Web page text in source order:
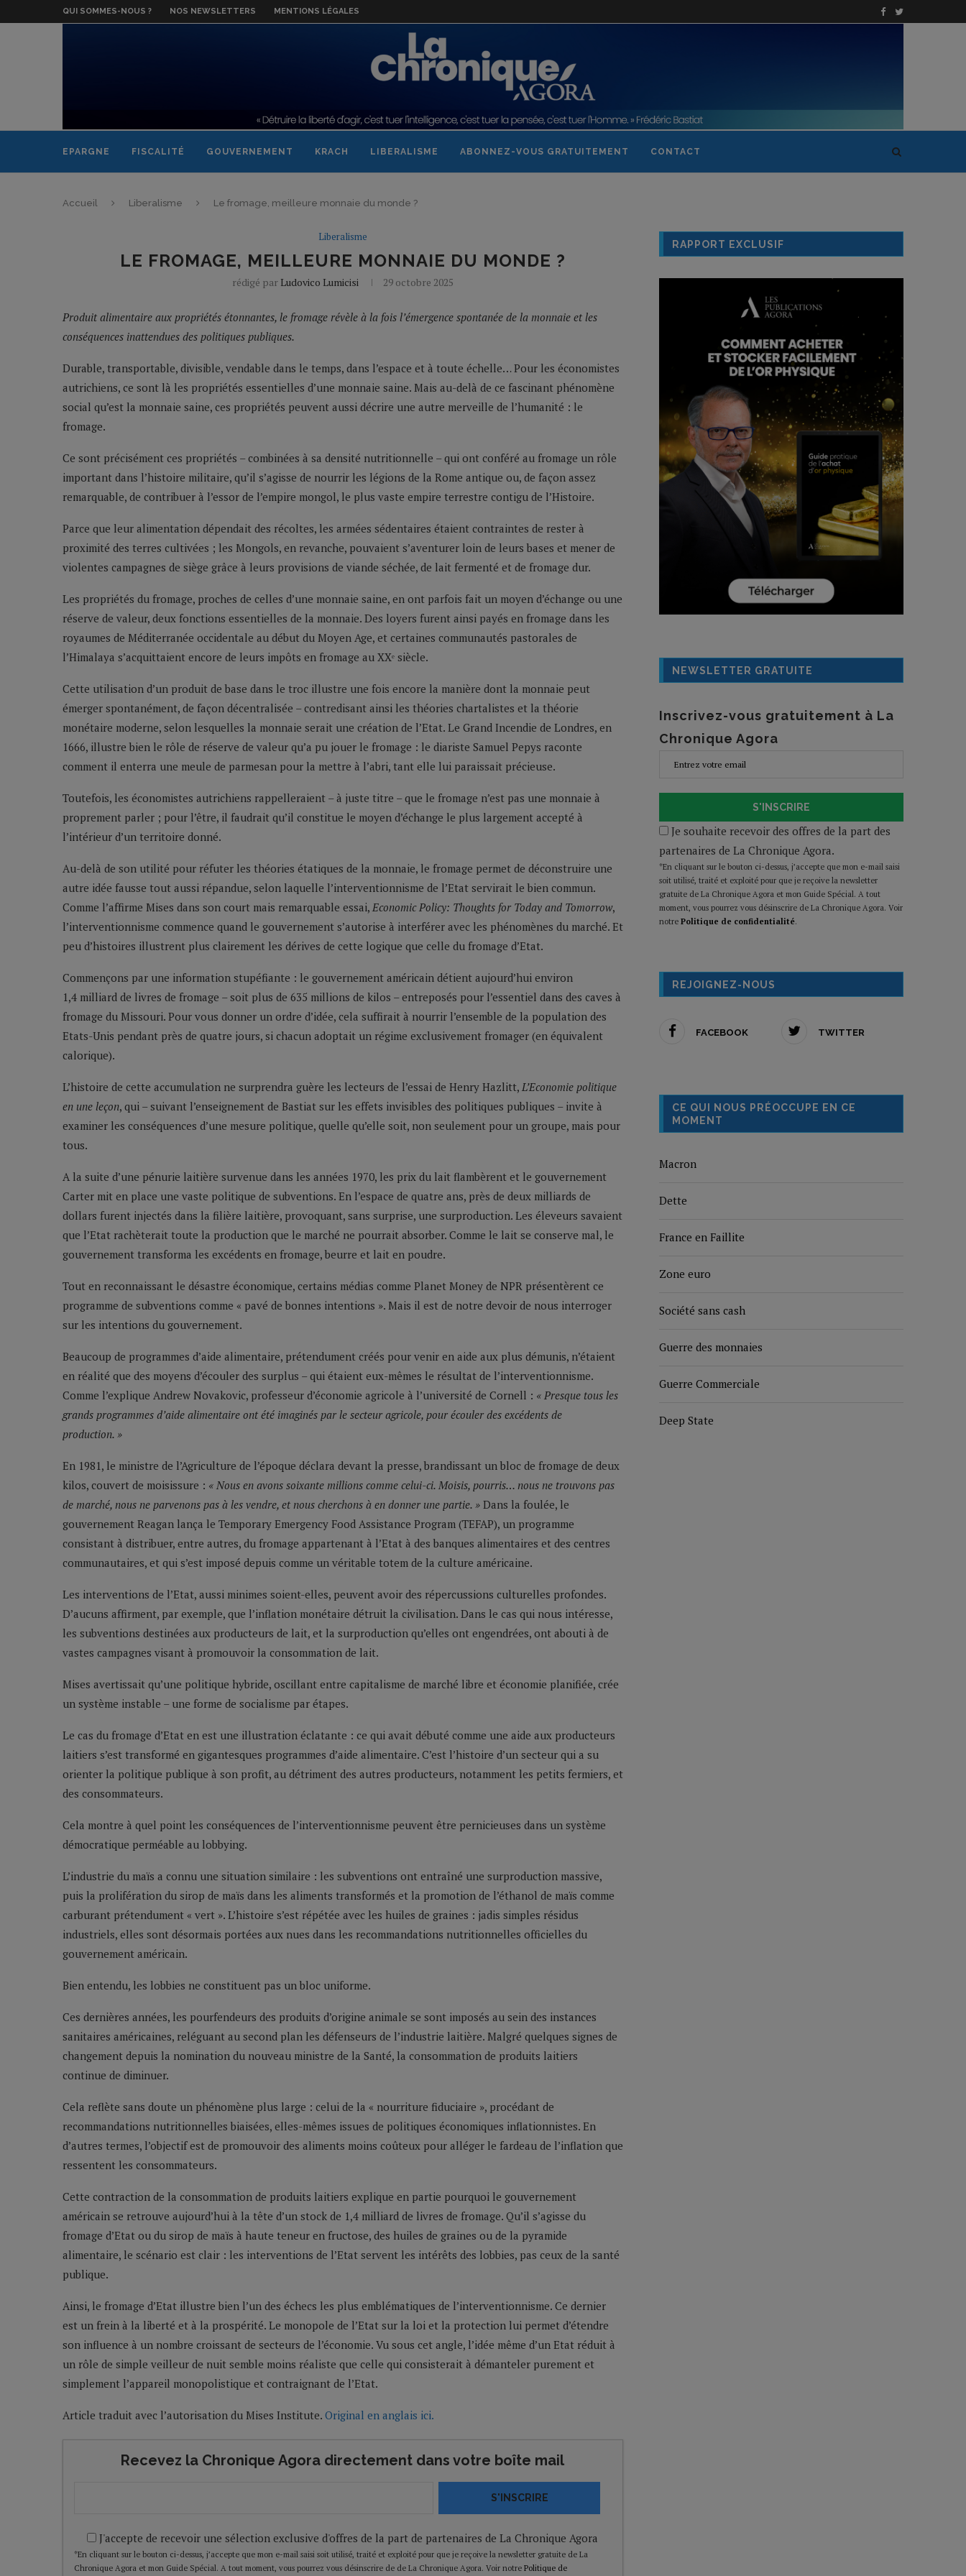
QUI SOMMES-NOUS ? NOS NEWSLETTERS MENTIONS LÉGALES
EPARGNE FISCALITÉ GOUVERNEMENT KRACH LIBERALISME ABONNEZ-VOUS GRATUITEMENT CONTACT
Accueil Liberalisme Le fromage, meilleure monnaie du monde ?
Liberalisme
LE FROMAGE, MEILLEURE MONNAIE DU MONDE ?
rédigé par Ludovico Lumicisi 29 octobre 2025
Produit alimentaire aux propriétés étonnantes, le fromage révèle à la fois l’émergence spontanée de la monnaie et les
conséquences inattendues des politiques publiques.
Durable, transportable, divisible, vendable dans le temps, dans l’espace et à toute échelle… Pour les économistes
autrichiens, ce sont là les propriétés essentielles d’une monnaie saine. Mais au-delà de ce fascinant phénomène
social qu’est la monnaie saine, ces propriétés peuvent aussi décrire une autre merveille de l’humanité : le
fromage.
Ce sont précisément ces propriétés – combinées à sa densité nutritionnelle – qui ont conféré au fromage un rôle
important dans l’histoire militaire, qu’il s’agisse de nourrir les légions de la Rome antique ou, de façon assez
remarquable, de contribuer à l’essor de l’empire mongol, le plus vaste empire terrestre contigu de l’Histoire.
Parce que leur alimentation dépendait des récoltes, les armées sédentaires étaient contraintes de rester à
proximité des terres cultivées ; les Mongols, en revanche, pouvaient s’aventurer loin de leurs bases et mener de
violentes campagnes de siège grâce à leurs provisions de viande séchée, de lait fermenté et de fromage dur.
Les propriétés du fromage, proches de celles d’une monnaie saine, en ont parfois fait un moyen d’échange ou une
réserve de valeur, deux fonctions essentielles de la monnaie. Des loyers furent ainsi payés en fromage dans les
royaumes de Méditerranée occidentale au début du Moyen Age, et certaines communautés pastorales de
l’Himalaya s’acquittaient encore de leurs impôts en fromage au XXᵉ siècle.
Cette utilisation d’un produit de base dans le troc illustre une fois encore la manière dont la monnaie peut
émerger spontanément, de façon décentralisée – contredisant ainsi les théories chartalistes et la théorie
monétaire moderne, selon lesquelles la monnaie serait une création de l’Etat. Le Grand Incendie de Londres, en
1666, illustre bien le rôle de réserve de valeur qu’a pu jouer le fromage : le diariste Samuel Pepys raconte
comment il enterra une meule de parmesan pour la mettre à l’abri, tant elle lui paraissait précieuse.
Toutefois, les économistes autrichiens rappelleraient – à juste titre – que le fromage n’est pas une monnaie à
proprement parler ; pour l’être, il faudrait qu’il constitue le moyen d’échange le plus largement accepté à
l’intérieur d’un territoire donné.
Au-delà de son utilité pour réfuter les théories étatiques de la monnaie, le fromage permet de déconstruire une
autre idée fausse tout aussi répandue, selon laquelle l’interventionnisme de l’Etat servirait le bien commun.
Comme l’affirme Mises dans son court mais remarquable essai, Economic Policy: Thoughts for Today and Tomorrow,
l’interventionnisme commence quand le gouvernement s’autorise à interférer avec les phénomènes du marché. Et
peu d’histoires illustrent plus clairement les dérives de cette logique que celle du fromage d’Etat.
Commençons par une information stupéfiante : le gouvernement américain détient aujourd’hui environ
1,4 milliard de livres de fromage – soit plus de 635 millions de kilos – entreposés pour l’essentiel dans des caves à
fromage du Missouri. Pour vous donner un ordre d’idée, cela suffirait à nourrir l’ensemble de la population des
Etats-Unis pendant près de quatre jours, si chacun adoptait un régime exclusivement fromager (en équivalent
calorique).
L’histoire de cette accumulation ne surprendra guère les lecteurs de l’essai de Henry Hazlitt, L’Economie politique
en une leçon, qui – suivant l’enseignement de Bastiat sur les effets invisibles des politiques publiques – invite à
examiner les conséquences d’une mesure politique, quelle qu’elle soit, non seulement pour un groupe, mais pour
tous.
A la suite d’une pénurie laitière survenue dans les années 1970, les prix du lait flambèrent et le gouvernement
Carter mit en place une vaste politique de subventions. En l’espace de quatre ans, près de deux milliards de
dollars furent injectés dans la filière laitière, provoquant, sans surprise, une surproduction. Les éleveurs savaient
que l’Etat rachèterait toute la production que le marché ne pourrait absorber. Comme le lait se conserve mal, le
gouvernement transforma les excédents en fromage, beurre et lait en poudre.
Tout en reconnaissant le désastre économique, certains médias comme Planet Money de NPR présentèrent ce
programme de subventions comme « pavé de bonnes intentions ». Mais il est de notre devoir de nous interroger
sur les intentions du gouvernement.
Beaucoup de programmes d’aide alimentaire, prétendument créés pour venir en aide aux plus démunis, n’étaient
en réalité que des moyens d’écouler des surplus – qui étaient eux-mêmes le résultat de l’interventionnisme.
Comme l’explique Andrew Novakovic, professeur d’économie agricole à l’université de Cornell : « Presque tous les
grands programmes d’aide alimentaire ont été imaginés par le secteur agricole, pour écouler des excédents de
production. »
En 1981, le ministre de l’Agriculture de l’époque déclara devant la presse, brandissant un bloc de fromage de deux
kilos, couvert de moisissure : « Nous en avons soixante millions comme celui-ci. Moisis, pourris… nous ne trouvons pas
de marché, nous ne parvenons pas à les vendre, et nous cherchons à en donner une partie. » Dans la foulée, le
gouvernement Reagan lança le Temporary Emergency Food Assistance Program (TEFAP), un programme
consistant à distribuer, entre autres, du fromage appartenant à l’Etat à des banques alimentaires et des centres
communautaires, et qui s’est imposé depuis comme un véritable totem de la culture américaine.
Les interventions de l’Etat, aussi minimes soient-elles, peuvent avoir des répercussions culturelles profondes.
D’aucuns affirment, par exemple, que l’inflation monétaire détruit la civilisation. Dans le cas qui nous intéresse,
les subventions destinées aux producteurs de lait, et la surproduction qu’elles ont engendrées, ont abouti à de
vastes campagnes visant à promouvoir la consommation de lait.
Mises avertissait qu’une politique hybride, oscillant entre capitalisme de marché libre et économie planifiée, crée
un système instable – une forme de socialisme par étapes.
Le cas du fromage d’Etat en est une illustration éclatante : ce qui avait débuté comme une aide aux producteurs
laitiers s’est transformé en gigantesques programmes d’aide alimentaire. C’est l’histoire d’un secteur qui a su
orienter la politique publique à son profit, au détriment des autres producteurs, notamment les petits fermiers, et
des consommateurs.
Cela montre à quel point les conséquences de l’interventionnisme peuvent être pernicieuses dans un système
démocratique perméable au lobbying.
L’industrie du maïs a connu une situation similaire : les subventions ont entraîné une surproduction massive,
puis la prolifération du sirop de maïs dans les aliments transformés et la promotion de l’éthanol de maïs comme
carburant prétendument « vert ». L’histoire s’est répétée avec les huiles de graines : jadis simples résidus
industriels, elles sont désormais portées aux nues dans les recommandations nutritionnelles officielles du
gouvernement américain.
Bien entendu, les lobbies ne constituent pas un bloc uniforme.
Ces dernières années, les pourfendeurs des produits d’origine animale se sont imposés au sein des instances
sanitaires américaines, reléguant au second plan les défenseurs de l’industrie laitière. Malgré quelques signes de
changement depuis la nomination du nouveau ministre de la Santé, la consommation de produits laitiers
continue de diminuer.
Cela reflète sans doute un phénomène plus large : celui de la « nourriture fiduciaire », procédant de
recommandations nutritionnelles biaisées, elles-mêmes issues de politiques économiques inflationnistes. En
d’autres termes, l’objectif est de promouvoir des aliments moins coûteux pour alléger le fardeau de l’inflation que
ressentent les consommateurs.
Cette contraction de la consommation de produits laitiers explique en partie pourquoi le gouvernement
américain se retrouve aujourd’hui à la tête d’un stock de 1,4 milliard de livres de fromage. Qu’il s’agisse du
fromage d’Etat ou du sirop de maïs à haute teneur en fructose, des huiles de graines ou de la pyramide
alimentaire, le scénario est clair : les interventions de l’Etat servent les intérêts des lobbies, pas ceux de la santé
publique.
Ainsi, le fromage d’Etat illustre bien l’un des échecs les plus emblématiques de l’interventionnisme. Ce dernier
est un frein à la liberté et à la prospérité. Le monopole de l’Etat sur la loi et la protection lui permet d’étendre
son influence à un nombre croissant de secteurs de l’économie. Vu sous cet angle, l’idée même d’un Etat réduit à
un rôle de simple veilleur de nuit semble moins réaliste que celle qui consisterait à démanteler purement et
simplement l’appareil monopolistique et contraignant de l’Etat.
Article traduit avec l’autorisation du Mises Institute. Original en anglais ici.
Recevez la Chronique Agora directement dans votre boîte mail
S'INSCRIRE
J'accepte de recevoir une sélection exclusive d'offres de la part de partenaires de La Chronique Agora
*En cliquant sur le bouton ci-dessus, j’accepte que mon e-mail saisi soit utilisé, traité et exploité pour que je reçoive la newsletter gratuite de La
Chronique Agora et mon Guide Spécial. A tout moment, vous pourrez vous désinscrire de de La Chronique Agora. Voir notre Politique de
RAPPORT EXCLUSIF
NEWSLETTER GRATUITE
Inscrivez-vous gratuitement à La
Chronique Agora
S'INSCRIRE
Je souhaite recevoir des offres de la part des
partenaires de La Chronique Agora.
*En cliquant sur le bouton ci-dessus, j’accepte que mon e-mail saisi
soit utilisé, traité et exploité pour que je reçoive la newsletter
gratuite de La Chronique Agora et mon Guide Spécial. A tout
moment, vous pourrez vous désinscrire de La Chronique Agora. Voir
notre Politique de confidentialité.
REJOIGNEZ-NOUS
FACEBOOK TWITTER
CE QUI NOUS PRÉOCCUPE EN CE
MOMENT
Macron
Dette
France en Faillite
Zone euro
Société sans cash
Guerre des monnaies
Guerre Commerciale
Deep State